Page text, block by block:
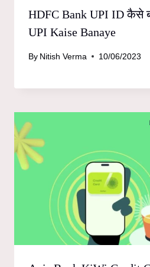
HDFC Bank UPI ID कैसे
UPI Kaise Banaye
By Nitish Verma 10/06/2023